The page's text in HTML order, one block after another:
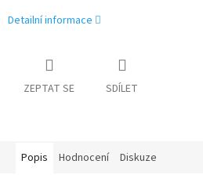
Detailní informace
ZEPTAT SE SDÍLET
Popis Hodnocení Diskuze